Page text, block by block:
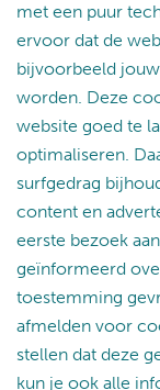
met een puur
ervoor dat de
bijvoorbeeld
worden. Deze
website goed te
optimaliseren.
surfgedrag
content en
eerste bezoek
geïnformeerd
toestemming
afmelden voor
stellen dat deze
kun je ook alle